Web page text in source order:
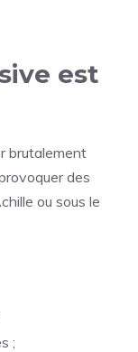
est
brutalement
des
ou sous le
;